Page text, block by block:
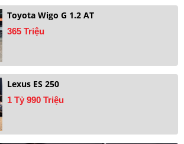
Toyota Wigo G 1.2 AT
365 Triệu
Lexus ES 250
1 Tỷ 990 Triệu